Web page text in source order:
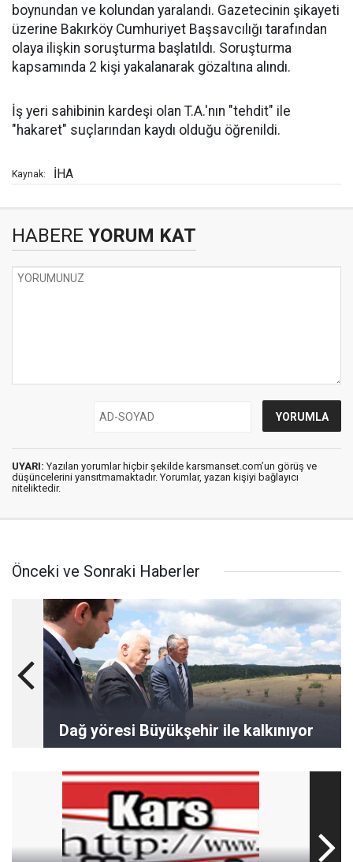
boynundan ve kolundan yaralandı. Gazetecinin şikayeti
üzerine Bakırköy Cumhuriyet Başsavcılığı tarafından
olaya ilişkin soruşturma başlatıldı. Soruşturma
kapsamında 2 kişi yakalanarak gözaltına alındı.
İş yeri sahibinin kardeşi olan T.A.'nın "tehdit" ile
"hakaret" suçlarından kaydı olduğu öğrenildi.
Kaynak: İHA
HABERE YORUM KAT
UYARI: Yazılan yorumlar hiçbir şekilde karsmanset.com’un görüş ve
düşüncelerini yansıtmamaktadır. Yorumlar, yazan kişiyi bağlayıcı
niteliktedir.
Önceki ve Sonraki Haberler
Dağ yöresi Büyükşehir ile kalkınıyor